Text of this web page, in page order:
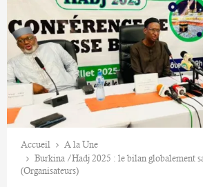
Accueil
A la Une
Burkina /Hadj 2025 : le bilan globalement
(Organisateurs)